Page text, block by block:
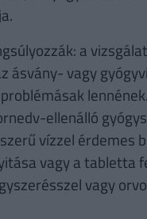
a
ásvány- vagy
ellenálló
vízzel érdemes
vagy a tabletta
vagy